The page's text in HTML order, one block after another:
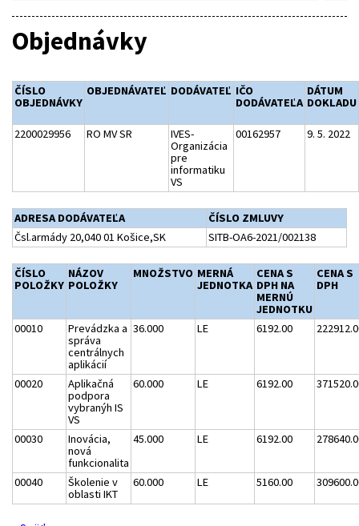
Objednávky
ČÍSLO
OBJEDNÁVKY
OBJEDNÁVATEĽ DODÁVATEĽ IČO
DODÁVATEĽA
DÁTUM
DOKLADU
2200029956 RO MV SR
IVES-
Organizácia
pre
informatiku
VS
00162957 9. 5. 2022
ADRESA DODÁVATEĽA
ČÍSLO ZMLUVY
Čsl.armády 20,040 01 Košice,SK
SITB-OA6-2021/002138
ČÍSLO
POLOŽKY
NÁZOV
POLOŽKY
MNOŽSTVO MERNÁ
JEDNOTKA
CENA S
DPH NA
MERNÚ
JEDNOTKU
CENA S
DPH
00010
Prevádzka a
správa
centrálnych
aplikácií
36.000 LE 6192.00
00020
Aplikačná
podpora
vybranýh IS
VS
60.000 LE 6192.00
00030
Inovácia,
nová
funkcionalita
45.000 LE 6192.00
00040
Školenie v
oblasti IKT
60.000 LE 5160.00